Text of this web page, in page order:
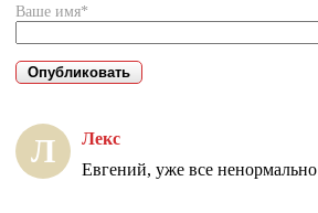
Ваше имя*
Л Лекс
Евгений, уже все ненормально